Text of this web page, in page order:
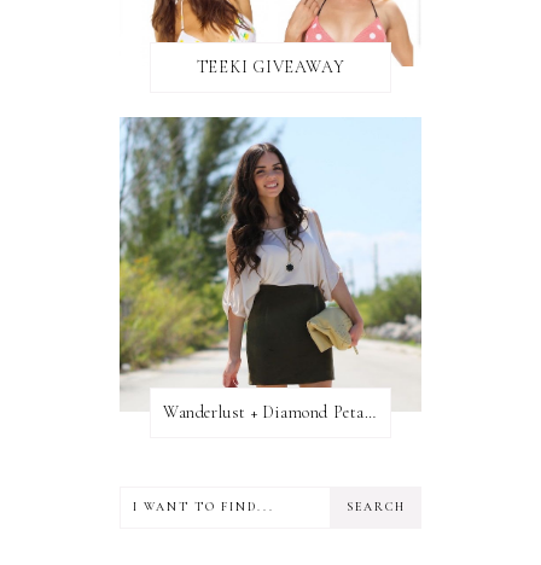
TEEKI GIVEAWAY
Wanderlust + Diamond Petal Giveaway